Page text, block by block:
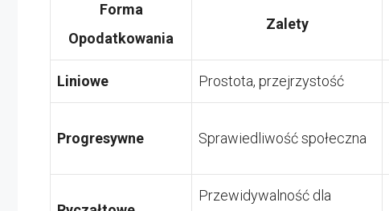
Forma
Opodatkowania
Zalety
Liniowe Prostota, przejrzystość
Progresywne Sprawiedliwość społeczna
Przewidywalność dla